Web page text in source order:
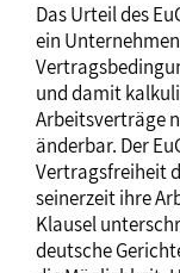
Das Urteil des
ein
und damit
Arbeitsverträge
änderbar. Der
Vertragsfreiheit
seinerzeit ihre
Klausel
deutsche